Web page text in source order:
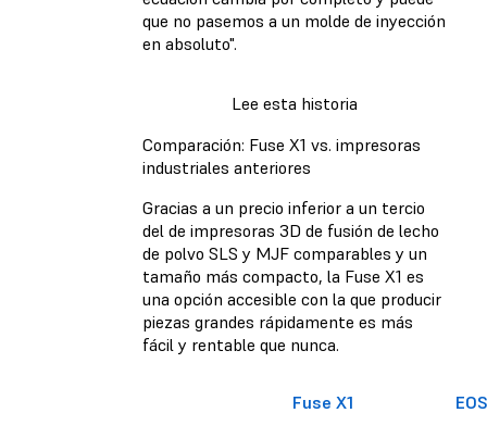
que no pasemos a un molde de inyección
en absoluto".
Lee esta historia
Comparación: Fuse X1 vs. impresoras
industriales anteriores
Gracias a un precio inferior a un tercio
del de impresoras 3D de fusión de lecho
de polvo SLS y MJF comparables y un
tamaño más compacto, la Fuse X1 es
una opción accesible con la que producir
piezas grandes rápidamente es más
fácil y rentable que nunca.
Fuse X1